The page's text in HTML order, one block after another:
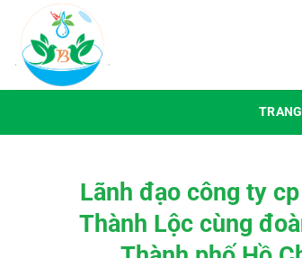
Chuyển
đến
dung
Lãnh đạo công ty
Thành Lộc cùng